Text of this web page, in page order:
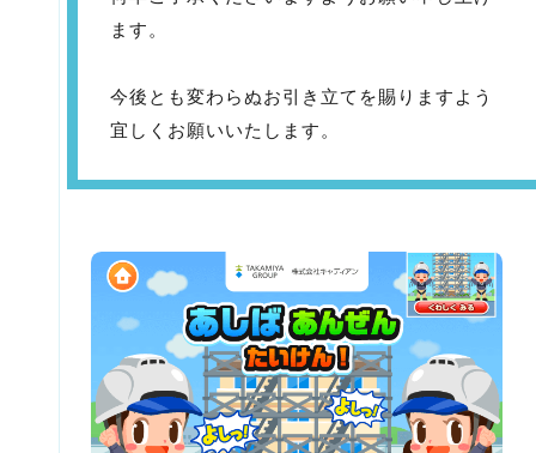
ます。
今後とも変わらぬお引き立てを賜りますよう
宜しくお願いいたします。